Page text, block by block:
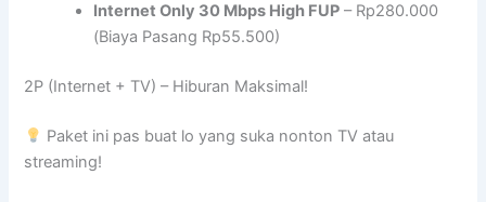
Internet Only 30 Mbps High FUP – Rp280.000
(Biaya Pasang Rp55.500)
2P (Internet + TV) – Hiburan Maksimal!
Paket ini pas buat lo yang suka nonton TV atau
streaming!